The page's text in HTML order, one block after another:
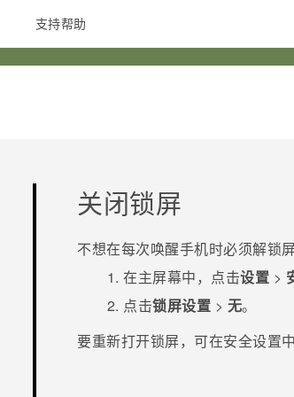
支持帮助
在线客服
关闭锁屏
不想在每次唤醒手机时必须解锁
在主屏幕中，点击设置 >
点击锁屏设置 > 无。
要重新打开锁屏，可在安全设置